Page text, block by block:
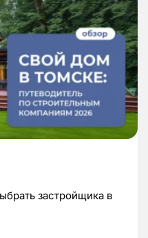
застройщика в